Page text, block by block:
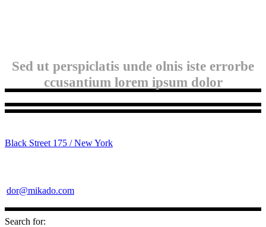
Sed ut perspiclatis unde olnis iste errorbe
ccusantium lorem ipsum dolor
Black Street 175 / New York
dor@mikado.com
Search for: